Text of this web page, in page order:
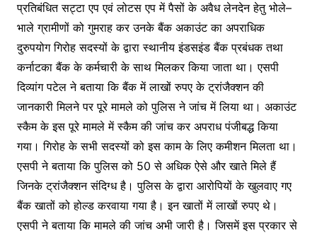
प्रतिबंधित सट्टा एप एवं लोटस एप में पैसों के अवैध लेनदेन हेतु भोले–
भाले ग्रामीणों को गुमराह कर उनके बैंक अकाउंट का अपराधिक
दुरुपयोग गिरोह सदस्यों के द्वारा स्थानीय इंडसइंड बैंक प्रबंधक तथा
कर्नाटका बैंक के कर्मचारी के साथ मिलकर किया जाता था। एसपी
दिव्यांग पटेल ने बताया कि बैंक में लाखों रुपए के ट्रांजैक्शन की
जानकारी मिलने पर पूरे मामले को पुलिस ने जांच में लिया था। अकाउंट
स्कैम के इस पूरे मामले में स्कैम की जांच कर अपराध पंजीबद्ध किया
गया। गिरोह के सभी सदस्यों को इस काम के लिए कमीशन मिलता था।
एसपी ने बताया कि पुलिस को 50 से अधिक ऐसे और खाते मिले हैं
जिनके ट्रांजैक्शन संदिग्ध है। पुलिस के द्वारा आरोपियों के खुलवाए गए
बैंक खातों को होल्ड करवाया गया है। इन खातों में लाखों रुपए थे।
एसपी ने बताया कि मामले की जांच अभी जारी है। जिसमें इस प्रकार से